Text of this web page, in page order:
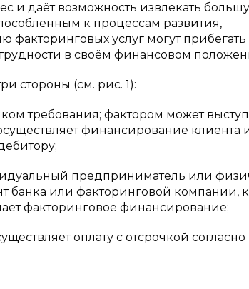
и даёт возможность извлекать
к процессам развития,
услуг могут прибегать
в своём финансовом
стороны (см. рис. 1):
требования; фактором может
финансирование клиента
предприниматель или
банка или факторинговой компании,
факторинговое финансирование;
оплату с отсрочкой согласно